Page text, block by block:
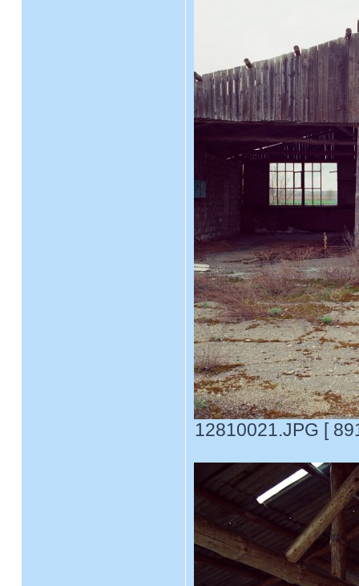
12810021.JPG [